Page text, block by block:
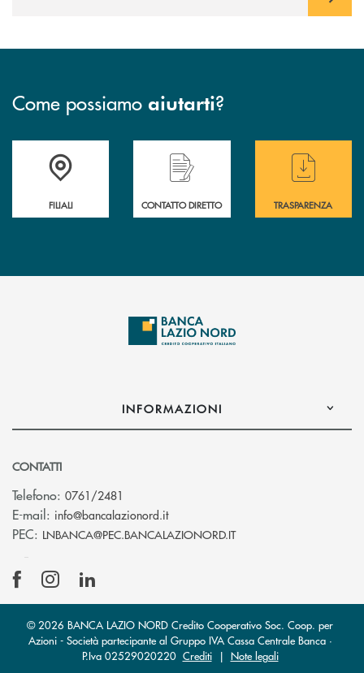
Come possiamo aiutarti?
Trova la filiale più vicina a te
FILIALI
Hai bisogno di assistenza immediata ?
CONTATTO DIRETTO
Hai bisogno di
TRASPARENZA
INFORMAZIONI
CONTATTI
Telefono: 0761/2481
E-mail: info@bancalazionord.it(si apre l’app di posta elettronica)
PEC: LNBANCA@PEC.BANCALAZIONORD.IT(si apre l’app di posta
© 2026 BANCA LAZIO NORD Credito Cooperativo Soc. Coop. per
Azioni - Società partecipante al Gruppo IVA Cassa Centrale Banca ·
P.Iva 02529020220 Crediti| Note legali